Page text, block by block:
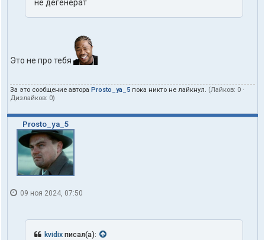
не дегенерат
Это не про тебя
За это сообщение автора Prosto_ya_5 пока никто не лайкнул. (Лайков: 0 ·
Дизлайков: 0)
Prosto_ya_5
09 ноя 2024, 07:50
kvidix писал(а):